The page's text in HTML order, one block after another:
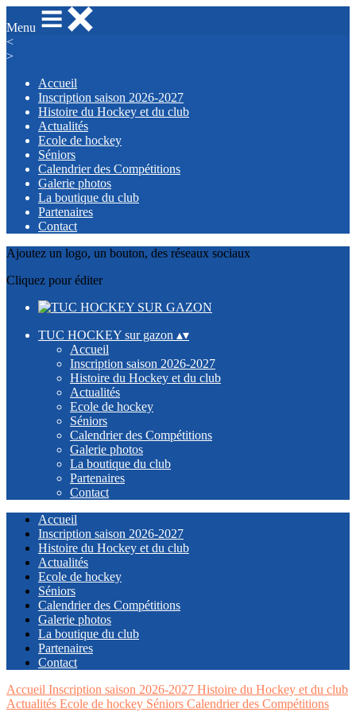
Menu
<
>
Accueil
Inscription saison 2026-2027
Histoire du Hockey et du club
Actualités
Ecole de hockey
Séniors
Calendrier des Compétitions
Galerie photos
La boutique du club
Partenaires
Contact
Ajoutez un logo, un bouton, des réseaux sociaux
Cliquez pour éditer
TUC HOCKEY sur gazon ▴▾
Accueil
Inscription saison 2026-2027
Histoire du Hockey et du club
Actualités
Ecole de hockey
Séniors
Calendrier des Compétitions
Galerie photos
La boutique du club
Partenaires
Contact
Accueil
Inscription saison 2026-2027
Histoire du Hockey et du club
Actualités
Ecole de hockey
Séniors
Calendrier des Compétitions
Galerie photos
La boutique du club
Partenaires
Contact
Accueil Inscription saison 2026-2027 Histoire du Hockey et du club
Actualités Ecole de hockey Séniors Calendrier des Compétitions